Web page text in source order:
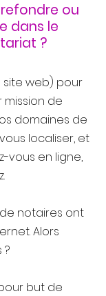
ou
dans le
?
site web) pour
de
domaines de
localiser, et
vous en ligne,
notaires ont
Alors
?
but de